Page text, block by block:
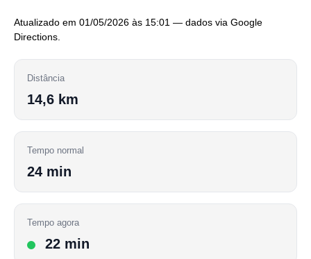
Atualizado em 01/05/2026 às 15:01 — dados via Google
Directions.
Distância
14,6 km
Tempo normal
24 min
Tempo agora
22 min